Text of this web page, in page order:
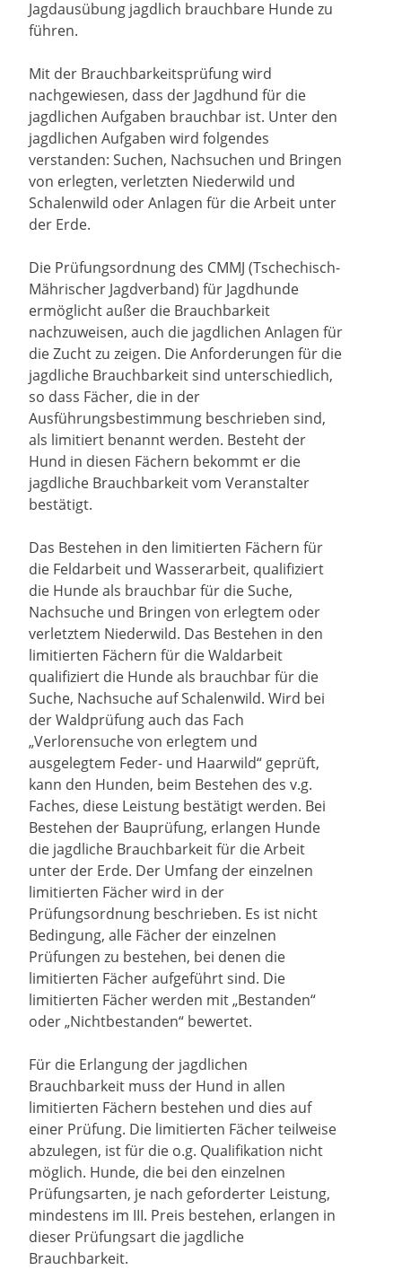
Jagdausübung jagdlich brauchbare Hunde zu
führen.
Mit der Brauchbarkeitsprüfung wird
nachgewiesen, dass der Jagdhund für die
jagdlichen Aufgaben brauchbar ist. Unter den
jagdlichen Aufgaben wird folgendes
verstanden: Suchen, Nachsuchen und Bringen
von erlegten, verletzten Niederwild und
Schalenwild oder Anlagen für die Arbeit unter
der Erde.
Die Prüfungsordnung des CMMJ (Tschechisch-
Mährischer Jagdverband) für Jagdhunde
ermöglicht außer die Brauchbarkeit
nachzuweisen, auch die jagdlichen Anlagen für
die Zucht zu zeigen. Die Anforderungen für die
jagdliche Brauchbarkeit sind unterschiedlich,
so dass Fächer, die in der
Ausführungsbestimmung beschrieben sind,
als limitiert benannt werden. Besteht der
Hund in diesen Fächern bekommt er die
jagdliche Brauchbarkeit vom Veranstalter
bestätigt.
Das Bestehen in den limitierten Fächern für
die Feldarbeit und Wasserarbeit, qualifiziert
die Hunde als brauchbar für die Suche,
Nachsuche und Bringen von erlegtem oder
verletztem Niederwild. Das Bestehen in den
limitierten Fächern für die Waldarbeit
qualifiziert die Hunde als brauchbar für die
Suche, Nachsuche auf Schalenwild. Wird bei
der Waldprüfung auch das Fach
„Verlorensuche von erlegtem und
ausgelegtem Feder- und Haarwild“ geprüft,
kann den Hunden, beim Bestehen des v.g.
Faches, diese Leistung bestätigt werden. Bei
Bestehen der Bauprüfung, erlangen Hunde
die jagdliche Brauchbarkeit für die Arbeit
unter der Erde. Der Umfang der einzelnen
limitierten Fächer wird in der
Prüfungsordnung beschrieben. Es ist nicht
Bedingung, alle Fächer der einzelnen
Prüfungen zu bestehen, bei denen die
limitierten Fächer aufgeführt sind. Die
limitierten Fächer werden mit „Bestanden“
oder „Nichtbestanden“ bewertet.
Für die Erlangung der jagdlichen
Brauchbarkeit muss der Hund in allen
limitierten Fächern bestehen und dies auf
einer Prüfung. Die limitierten Fächer teilweise
abzulegen, ist für die o.g. Qualifikation nicht
möglich. Hunde, die bei den einzelnen
Prüfungsarten, je nach geforderter Leistung,
mindestens im III. Preis bestehen, erlangen in
dieser Prüfungsart die jagdliche
Brauchbarkeit.